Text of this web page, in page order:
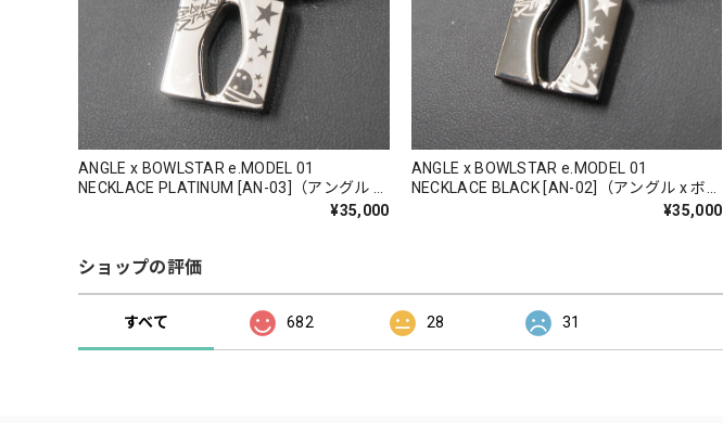
ANGLE x BOWLSTAR e.MODEL 01
NECKLACE PLATINUM [AN-03]（アングル x
ボウルスター ｅ. モデル 01 ネックレス プラ
¥35,000
ANGLE x BOWLSTAR e.MODEL 01
NECKLACE BLACK [AN-02]（アングル x ボウ
ルスター ｅ. モデル 01 ネックレス ブラッ
¥35,000
ショップの評価
すべて 682 28 31